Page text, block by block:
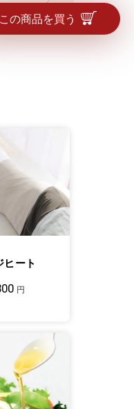
この商品を買う
ヒート
円